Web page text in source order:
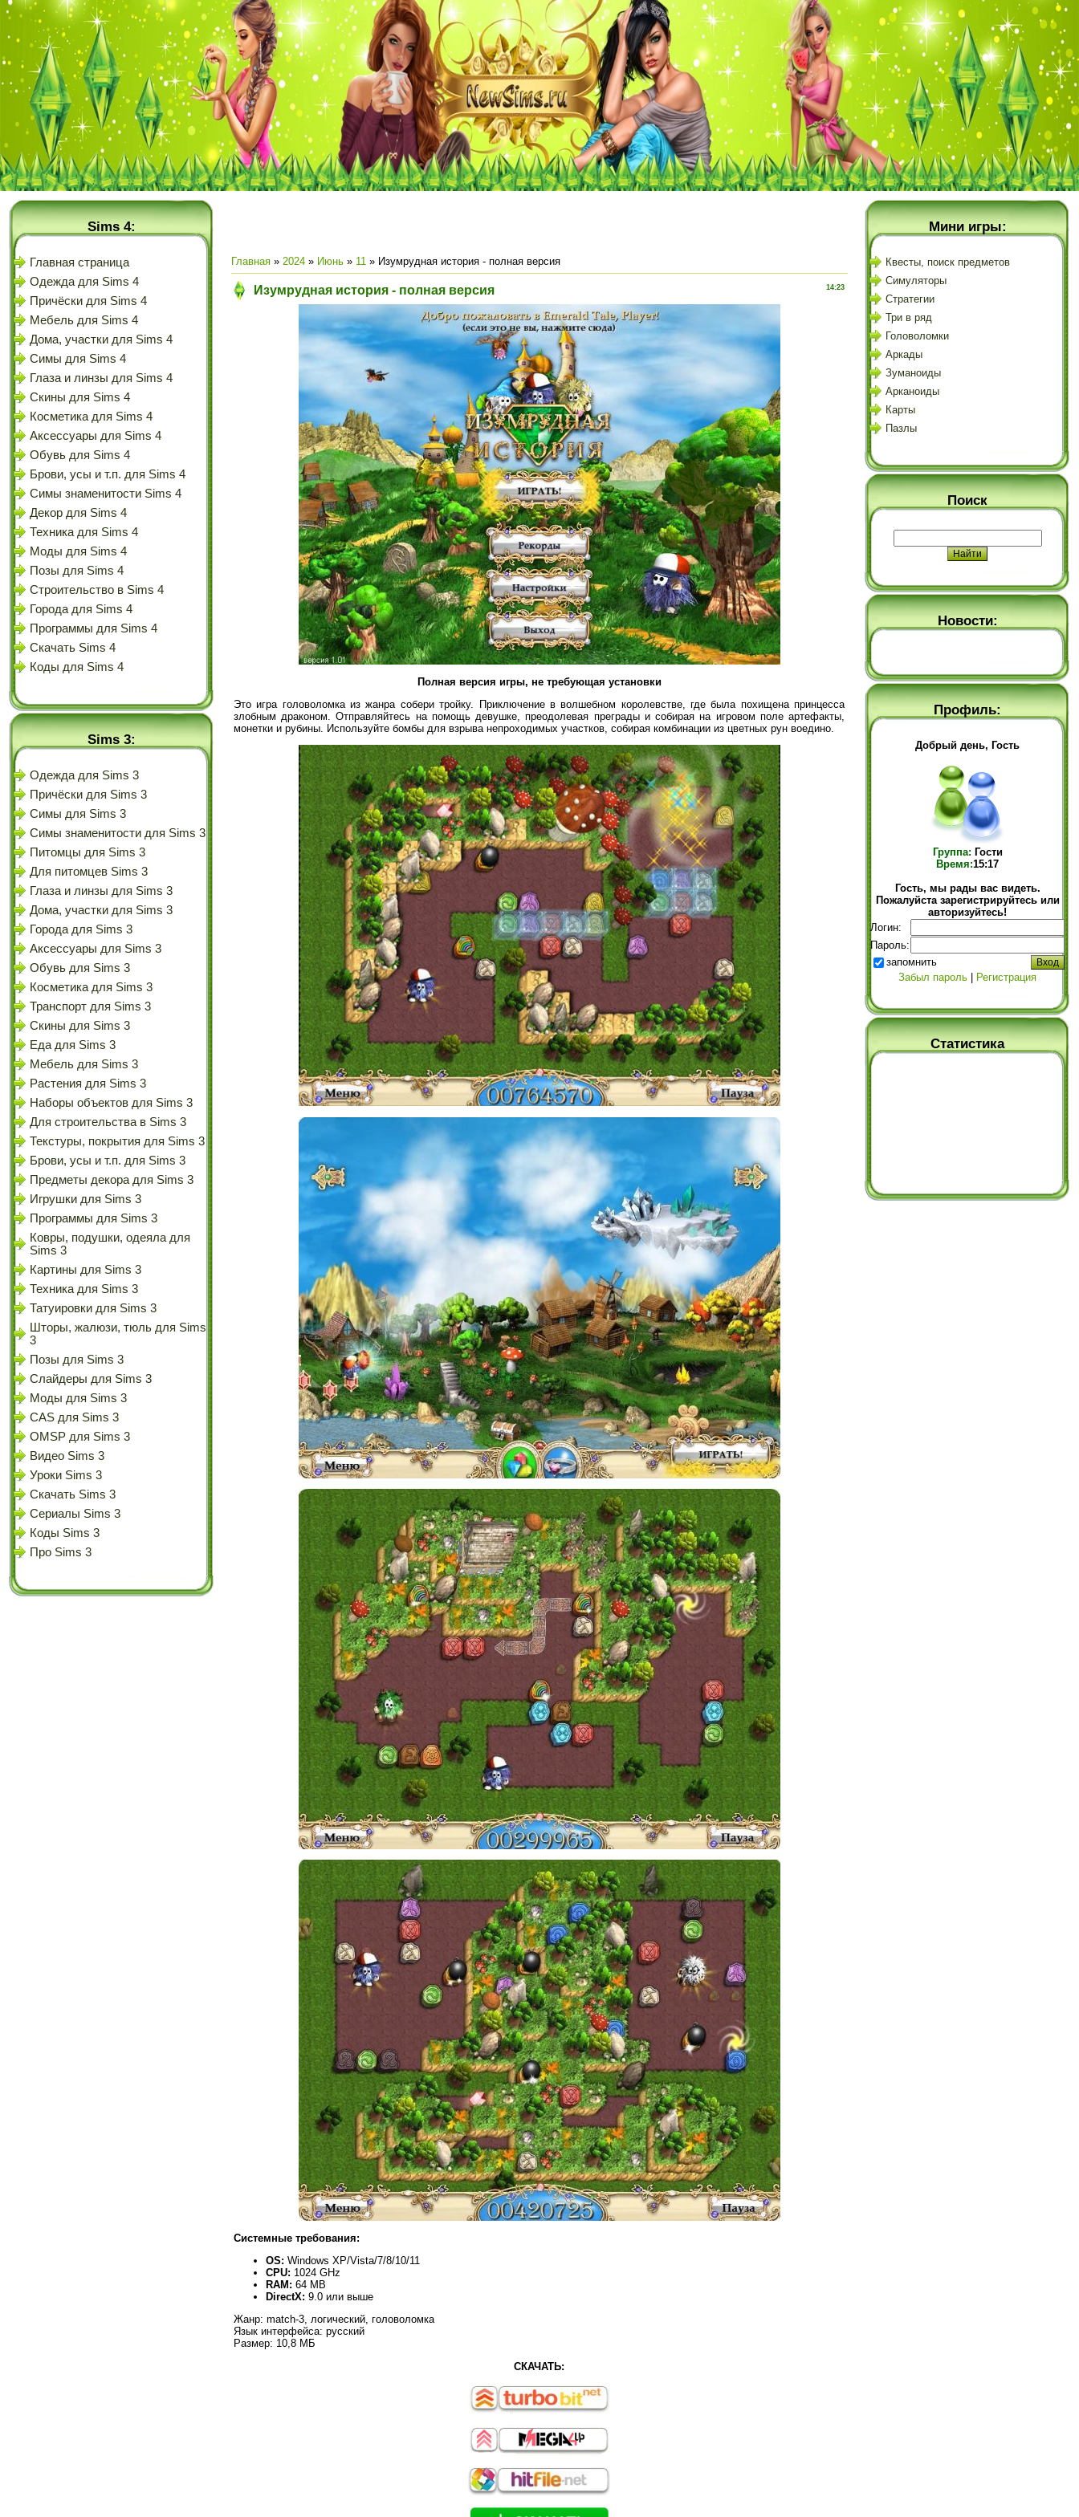
Sims 4:
Главная страница
Одежда для Sims 4
Причёски для Sims 4
Мебель для Sims 4
Дома, участки для Sims 4
Симы для Sims 4
Глаза и линзы для Sims 4
Скины для Sims 4
Косметика для Sims 4
Аксессуары для Sims 4
Обувь для Sims 4
Брови, усы и т.п. для Sims 4
Симы знаменитости Sims 4
Декор для Sims 4
Техника для Sims 4
Моды для Sims 4
Позы для Sims 4
Строительство в Sims 4
Города для Sims 4
Программы для Sims 4
Скачать Sims 4
Коды для Sims 4
Sims 3:
Одежда для Sims 3
Причёски для Sims 3
Симы для Sims 3
Симы знаменитости для Sims 3
Питомцы для Sims 3
Для питомцев Sims 3
Глаза и линзы для Sims 3
Дома, участки для Sims 3
Города для Sims 3
Аксессуары для Sims 3
Обувь для Sims 3
Косметика для Sims 3
Транспорт для Sims 3
Скины для Sims 3
Еда для Sims 3
Мебель для Sims 3
Растения для Sims 3
Наборы объектов для Sims 3
Для строительства в Sims 3
Текстуры, покрытия для Sims 3
Брови, усы и т.п. для Sims 3
Предметы декора для Sims 3
Игрушки для Sims 3
Программы для Sims 3
Ковры, подушки, одеяла для
Sims 3
Картины для Sims 3
Техника для Sims 3
Татуировки для Sims 3
Шторы, жалюзи, тюль для Sims
3
Позы для Sims 3
Слайдеры для Sims 3
Моды для Sims 3
CAS для Sims 3
OMSP для Sims 3
Видео Sims 3
Уроки Sims 3
Скачать Sims 3
Сериалы Sims 3
Коды Sims 3
Про Sims 3
Главная » 2024 » Июнь » 11 » Изумрудная история - полная версия
14:23
Изумрудная история - полная версия
Полная версия игры, не требующая установки
Это игра головоломка из жанра собери тройку. Приключение в волшебном королевстве, где была похищена принцесса
злобным драконом. Отправляйтесь на помощь девушке, преодолевая преграды и собирая на игровом поле артефакты,
монетки и рубины. Используйте бомбы для взрыва непроходимых участков, собирая комбинации из цветных рун воедино.
Системные требования:
OS: Windows XP/Vista/7/8/10/11
CPU: 1024 GHz
RAM: 64 MB
DirectX: 9.0 или выше
Жанр: match-3, логический, головоломка
Язык интерфейса: русский
Размер: 10,8 МБ
СКАЧАТЬ:
Мини игры:
Квесты, поиск предметов
Симуляторы
Стратегии
Три в ряд
Головоломки
Аркады
Зуманоиды
Арканоиды
Карты
Пазлы
Поиск
Новости:
Профиль:
Добрый день, Гость
Группа: Гости
Время:15:17
Гость, мы рады вас видеть.
Пожалуйста зарегистрируйтесь или
авторизуйтесь!
Логин:
Пароль:
запомнить
Забыл пароль
Регистрация
Статистика